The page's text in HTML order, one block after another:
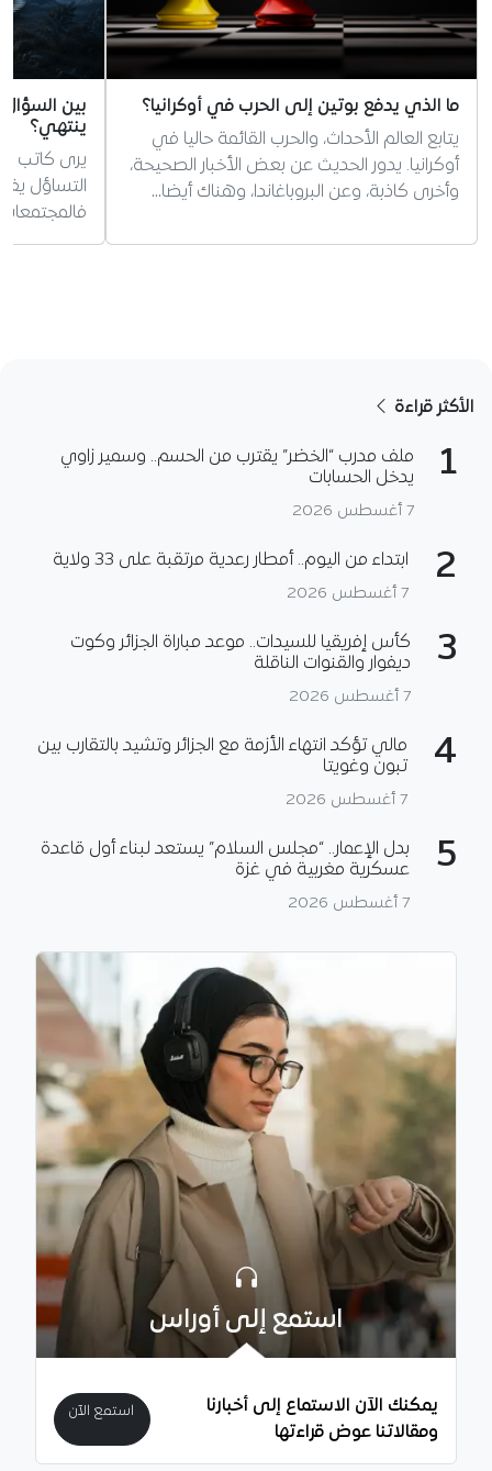
ما الذي يدفع بوتين إلى الحرب في أوكرانيا؟
يتابع العالم الأحداث، والحرب القائمة حاليا في
أوكرانيا. يدور الحديث عن بعض الأخبار الصحيحة،
وأخرى كاذبة، وعن البروباغاندا، وهناك أيضا…
بين
ينتهي؟
يرى كاتب
التساؤل
الأكثر قراءة
1
ملف مدرب “الخضر” يقترب من الحسم.. وسمير زاوي
يدخل الحسابات
7 أغسطس 2026
2 ابتداء من اليوم.. أمطار رعدية مرتقبة على 33 ولاية
7 أغسطس 2026
3
كأس إفريقيا للسيدات.. موعد مباراة الجزائر وكوت
ديفوار والقنوات الناقلة
7 أغسطس 2026
4
مالي تؤكد انتهاء الأزمة مع الجزائر وتشيد بالتقارب بين
تبون وغويتا
7 أغسطس 2026
5
بدل الإعمار.. “مجلس السلام” يستعد لبناء أول قاعدة
عسكرية مغربية في غزة
7 أغسطس 2026
استمع إلى أوراس
يمكنك الآن الاستماع إلى أخبارنا
ومقالاتنا عوض قراءتها
استمع الآن